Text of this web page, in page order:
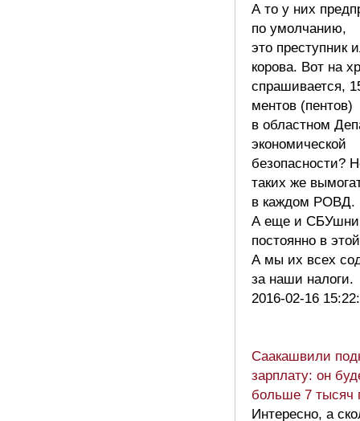
А то у них
по умолчанию,
это преступник
корова. Вот на
спрашивается,
ментов (пентов)
в областном
экономической
безопасности?
таких же
в каждом РОВД.
А еще и
постоянно в
А мы их всех
за наши
2016-02-16
Саакашвили
зарплату: он
больше 7 тысяч
Интересно, а